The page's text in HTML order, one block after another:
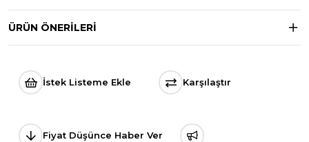
ÜRÜN ÖNERILERI
İstek Listeme Ekle Karşılaştır
Fiyat Düşünce Haber Ver